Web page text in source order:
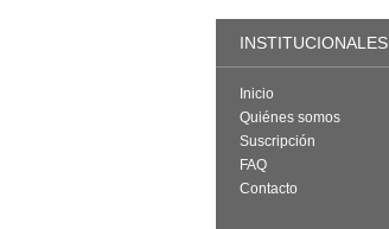
INSTITUCIONALES
Inicio
Quiénes somos
Suscripción
FAQ
Contacto